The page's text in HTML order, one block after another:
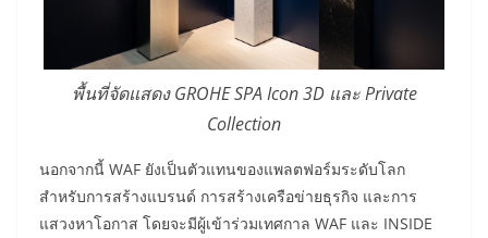
พื้นที่จัดแสดง GROHE SPA Icon 3D และ Private
Collection
นอกจากนี้ WAF ยังเป็นตัวแทนของแพลตฟอร์มระดับโลก
สำหรับการสร้างแบรนด์ การสร้างเครือข่ายธุรกิจ และการ
แสวงหาโอกาส โดยจะมีผู้เข้าร่วมเทศกาล WAF และ INSIDE